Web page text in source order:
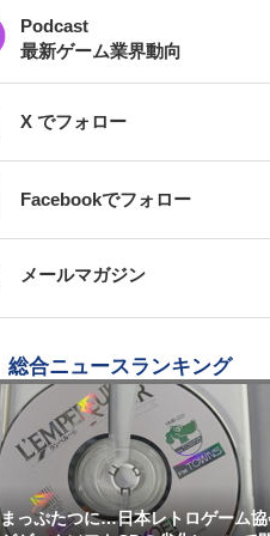
Podcast
最新ゲーム業界動向
X でフォロー
Facebookでフォロー
メールマガジン
総合ニュースランキング
まっぷたつに…日本レトロゲーム